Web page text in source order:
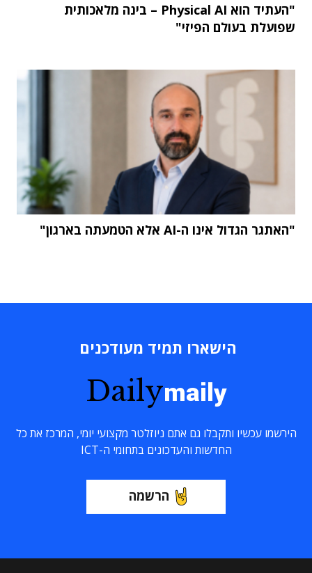
"העתיד הוא Physical AI – בינה מלאכותית
שפועלת בעולם הפיזי"
"האתגר הגדול אינו ה-AI אלא הטמעתה בארגון"
הישארו תמיד מעודכנים
Dailymaily
הירשמו עכשיו ותקבלו גם אתם ניוזלטר מקצועי יומי, המרכז את כל
החדשות והעדכונים בתחומי ה-ICT
הרשמה